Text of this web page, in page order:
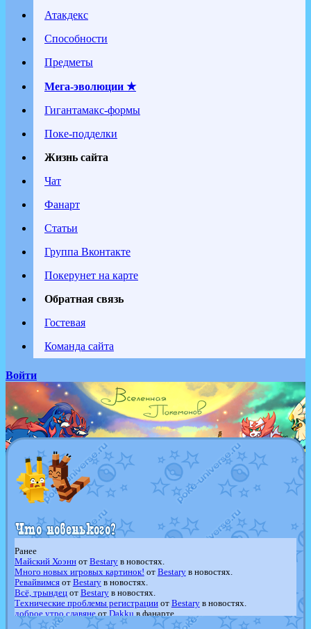
Атакдекс
Способности
Предметы
Мега-эволюции ★
Гигантамакс-формы
Поке-подделки
Жизнь сайта
Чат
Фанарт
Статьи
Группа Вконтакте
Покерунет на карте
Обратная связь
Гостевая
Команда сайта
Войти
Ранее
Майский Хоэннот Bestaryв новостях.
Много новых игровых картинок! от Bestaryв новостях.
Ревайвимсяот Bestaryв новостях.
Всё, трындецот Bestaryв новостях.
Технические проблемы регистрацииот Bestaryв новостях.
доброе утро славянеот Dakku в фанарте.
Йолда и Мимикью отMavisNyanCatв фанарте.